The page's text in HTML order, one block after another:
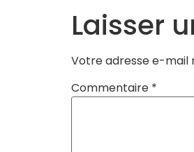
Laisser
Votre adresse e-mail
Commentaire *